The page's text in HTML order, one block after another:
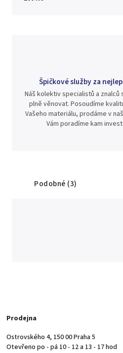
Špičkové služby za
Náš kolektiv specialistů a znalců
plně věnovat. Posoudíme
Vašeho materiálu, prodáme v
Vám poradíme kam
Podobné (3)
Prodejna
Ostrovského 4, 150 00 Praha 5
Otevřeno po - pá 10 - 12 a 13 - 17 hod